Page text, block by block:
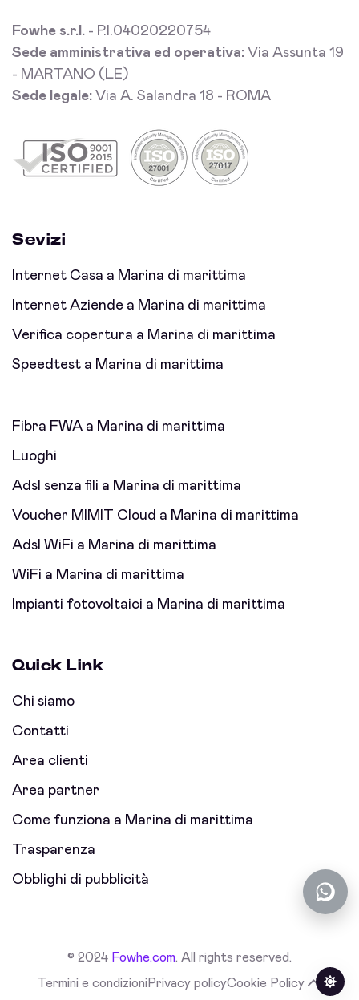
Fowhe s.r.l. - P.I.04020220754
Sede amministrativa ed operativa: Via Assunta 19
- MARTANO (LE)
Sede legale: Via A. Salandra 18 - ROMA
Sevizi
Internet Casa a Marina di marittima
Internet Aziende a Marina di marittima
Verifica copertura a Marina di marittima
Speedtest a Marina di marittima
Fibra FWA a Marina di marittima
Luoghi
Adsl senza fili a Marina di marittima
Voucher MIMIT Cloud a Marina di marittima
Adsl WiFi a Marina di marittima
WiFi a Marina di marittima
Impianti fotovoltaici a Marina di marittima
Quick Link
Chi siamo
Contatti
Area clienti
Area partner
Come funziona a Marina di marittima
Trasparenza
Obblighi di pubblicità
© 2024 Fowhe.com. All rights reserved.
Termini e condizioni Privacy policyCookie Policy